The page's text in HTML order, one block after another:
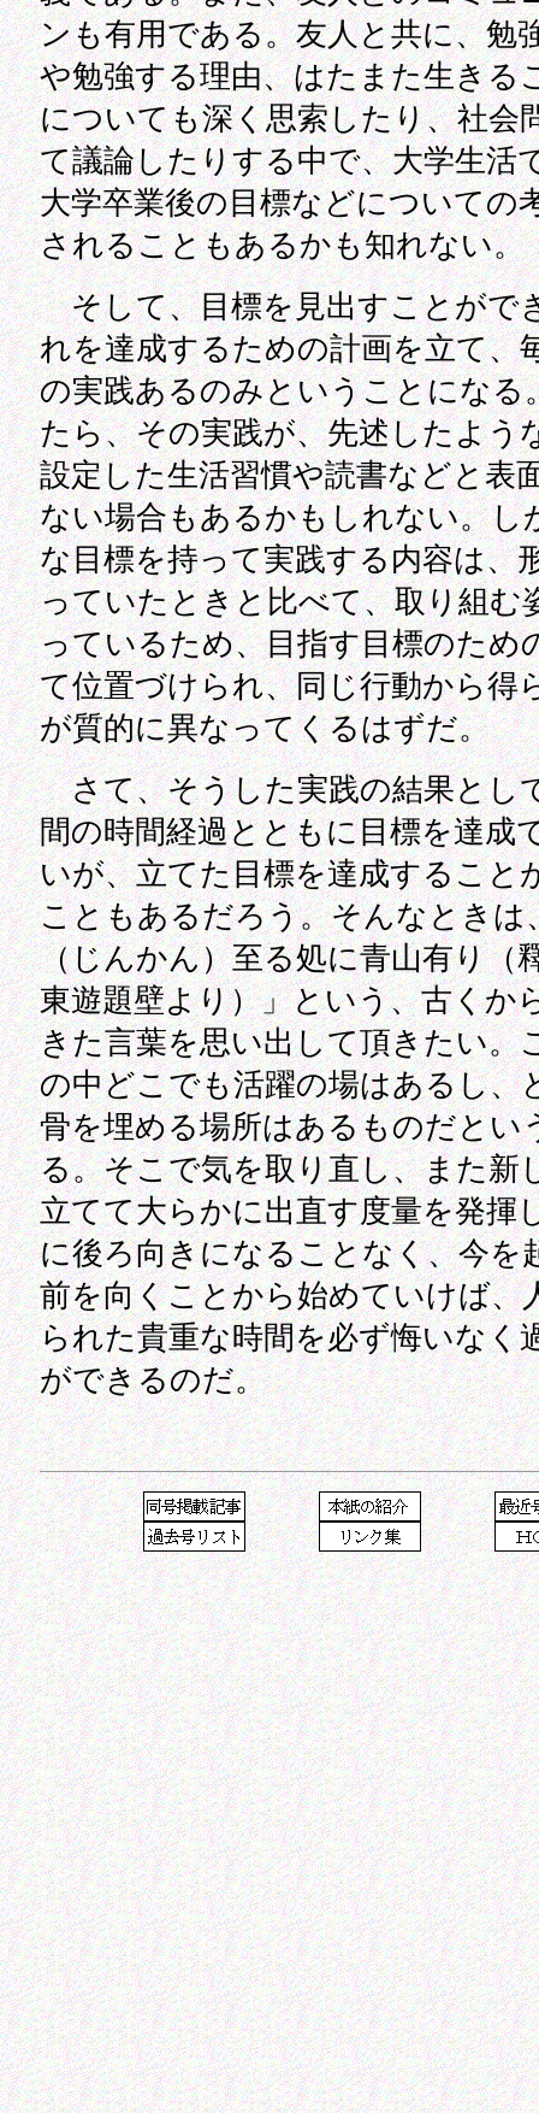
ンも有用である。友人と共に、勉
や勉強する理由、はたまた生きる
についても深く思索したり、社会
て議論したりする中で、大学生活
大学卒業後の目標などについての
されることもあるかも知れない。
そして、目標を見出すことがで
れを達成するための計画を立て、
の実践あるのみということになる
たら、その実践が、先述したよう
設定した生活習慣や読書などと表
ない場合もあるかもしれない。し
な目標を持って実践する内容は、
っていたときと比べて、取り組む
っているため、目指す目標のため
て位置づけられ、同じ行動から得
が質的に異なってくるはずだ。
さて、そうした実践の結果とし
間の時間経過とともに目標を達成
いが、立てた目標を達成すること
こともあるだろう。そんなときは
（じんかん）至る処に青山有り（
東遊題壁より）」という、古くか
きた言葉を思い出して頂きたい。
の中どこでも活躍の場はあるし、
骨を埋める場所はあるものだとい
る。そこで気を取り直し、また新
立てて大らかに出直す度量を発揮
に後ろ向きになることなく、今を
前を向くことから始めていけば、
られた貴重な時間を必ず悔いなく
ができるのだ。